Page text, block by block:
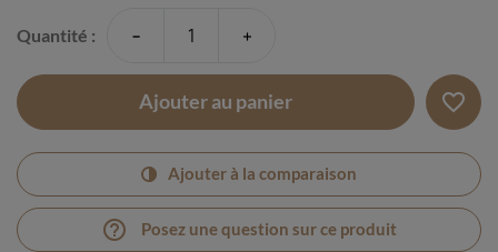
Quantité : - +
Ajouter au panier favorite_border
Ajouter à la comparaison
help_outline Posez une question sur ce produit